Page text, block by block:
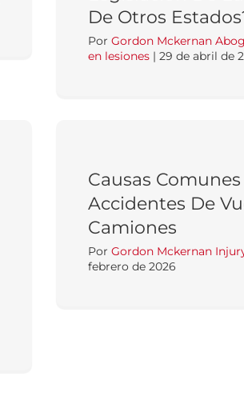
De Otros
Por Gordon Mckernan
en lesiones | 29 de abril de
Causas
Accidentes De
Camiones
Por Gordon Mckernan
febrero de 2026